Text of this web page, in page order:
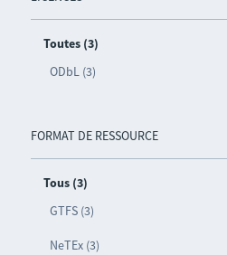
Toutes (3)
ODbL (3)
FORMAT DE RESSOURCE
Tous (3)
GTFS (3)
NeTEx (3)